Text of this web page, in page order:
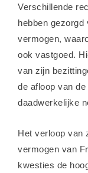
Verschillende
hebben gezorgd
vermogen,
ook vastgoed.
van zijn
de afloop van
daadwerkelijke
Het verloop van
vermogen van
kwesties de